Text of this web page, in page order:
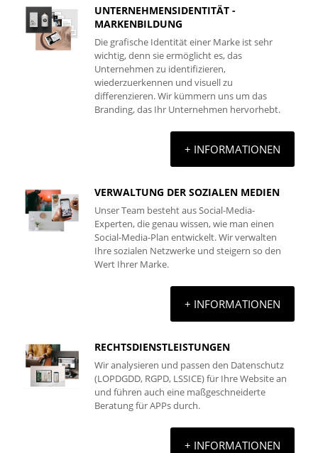
UNTERNEHMENSIDENTITÄT -
MARKENBILDUNG
Die grafische Identität einer Marke ist sehr
wichtig, denn sie ermöglicht es, das
Unternehmen zu identifizieren,
wiederzuerkennen und visuell zu
differenzieren. Wir kümmern uns um das
Branding, das Ihr Unternehmen hervorhebt.
+ INFORMATIONEN
VERWALTUNG DER SOZIALEN MEDIEN
Unser Team besteht aus Social-Media-
Experten, die genau wissen, wie man einen
Social-Media-Plan entwickelt. Wir verwalten
Ihre sozialen Netzwerke und steigern so den
Wert Ihrer Marke.
+ INFORMATIONEN
RECHTSDIENSTLEISTUNGEN
Wir analysieren und passen den Datenschutz
(LOPDGDD, RGPD, LSSICE) für Ihre Website an
und führen auch eine maßgeschneiderte
Beratung für APPs durch.
+ INFORMATIONEN